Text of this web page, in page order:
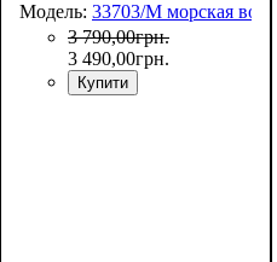
Модель: 33703/M морская волна
3 790,00грн.
3 490,00грн.
Купити